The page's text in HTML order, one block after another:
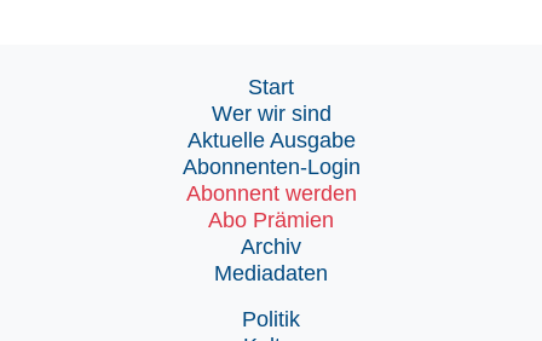
Start
Wer wir sind
Aktuelle Ausgabe
Abonnenten-Login
Abonnent werden
Abo Prämien
Archiv
Mediadaten
Politik